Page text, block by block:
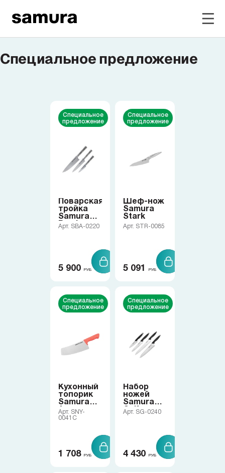
Распродажа
Ножи по видам
Ножи по назначению
Популярные подборки
Аксессуары
Подарочные карты
Спецпредложения и уценка
Специальное предложение
Специальное
предложение
Поварская
тройка
Samura
Bamboo
Арт. SBA-0220
5 900 РУБ
Специальное
предложение
Шеф-нож
Samura
Stark
Арт. STR-0085
5 091 РУБ
Специальное
предложение
Кухонный
топорик
Samura
Arny
Арт. SNY-
0041C
1 708 РУБ
Специальное
предложение
Набор
ножей
Samura
Golf
Арт. SG-0240
4 430 РУБ